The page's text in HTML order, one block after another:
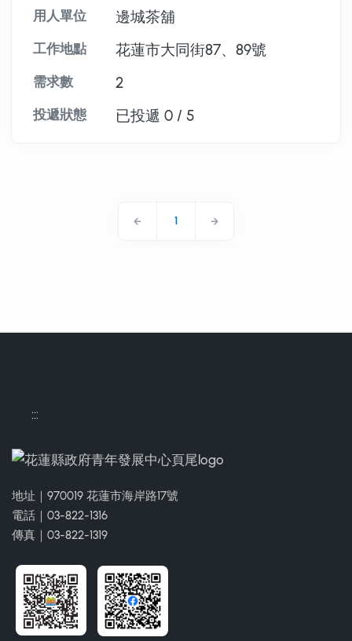
用人單位 邊城茶舖
工作地點 花蓮市大同街87、89號
需求數 2
投遞狀態 已投遞 0 / 5
1
:::
地址｜970019 花蓮市海岸路17號
電話｜03-822-1316
傳真｜03-822-1319